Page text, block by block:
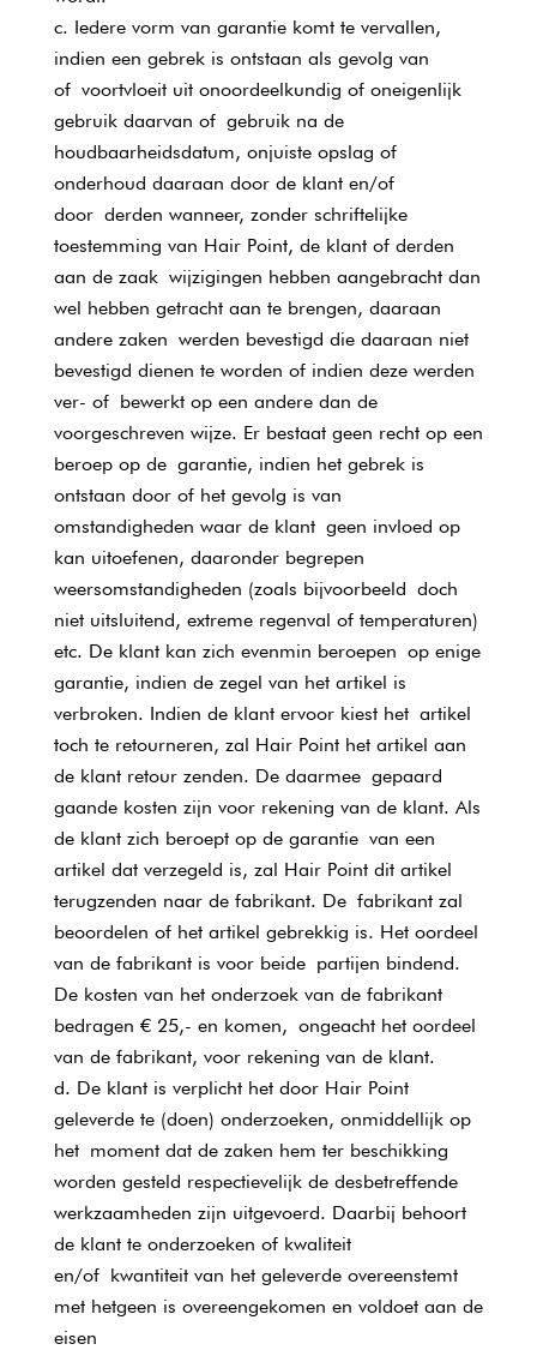
Iedere vorm van garantie komt te vervallen,
indien een gebrek is ontstaan als gevolg van
of voortvloeit uit onoordeelkundig of oneigenlijk
gebruik daarvan of gebruik na de
houdbaarheidsdatum, onjuiste opslag of
onderhoud daaraan door de klant en/of
door derden wanneer, zonder schriftelijke
toestemming van Hair Point, de klant of derden
aan de zaak wijzigingen hebben aangebracht dan
wel hebben getracht aan te brengen, daaraan
andere zaken werden bevestigd die daaraan niet
bevestigd dienen te worden of indien deze werden
ver- of bewerkt op een andere dan de
voorgeschreven wijze. Er bestaat geen recht op een
beroep op de garantie, indien het gebrek is
ontstaan door of het gevolg is van
omstandigheden waar de klant geen invloed op
kan uitoefenen, daaronder begrepen
weersomstandigheden (zoals bijvoorbeeld doch
niet uitsluitend, extreme regenval of temperaturen)
etc. De klant kan zich evenmin beroepen op enige
garantie, indien de zegel van het artikel is
verbroken. Indien de klant ervoor kiest het artikel
toch te retourneren, zal Hair Point het artikel aan
de klant retour zenden. De daarmee gepaard
gaande kosten zijn voor rekening van de klant. Als
de klant zich beroept op de garantie van een
artikel dat verzegeld is, zal Hair Point dit artikel
terugzenden naar de fabrikant. De fabrikant zal
beoordelen of het artikel gebrekkig is. Het oordeel
van de fabrikant is voor beide partijen bindend.
De kosten van het onderzoek van de fabrikant
bedragen € 25,- en komen, ongeacht het oordeel
van de fabrikant, voor rekening van de klant.
De klant is verplicht het door Hair Point
geleverde te (doen) onderzoeken, onmiddellijk op
het moment dat de zaken hem ter beschikking
worden gesteld respectievelijk de desbetreffende
werkzaamheden zijn uitgevoerd. Daarbij behoort
de klant te onderzoeken of kwaliteit
en/of kwantiteit van het geleverde overeenstemt
met hetgeen is overeengekomen en voldoet aan de
eisen